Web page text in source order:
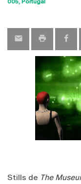
Stills de The